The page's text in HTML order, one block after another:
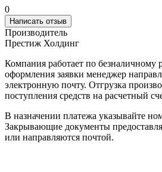
0
Написать отзыв
Производитель
Престиж Холдинг
Компания работает по безналичному
оформления заявки менеджер
электронную почту. Отгрузка
поступления средств на расчетный
В назначении платежа указывайте
Закрывающие документы
или направляются почтой.